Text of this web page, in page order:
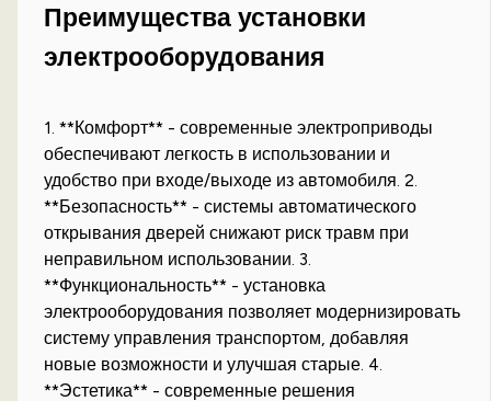
Преимущества установки
электрооборудования
1. **Комфорт** - современные электроприводы
обеспечивают легкость в использовании и
удобство при входе/выходе из автомобиля. 2.
**Безопасность** - системы автоматического
открывания дверей снижают риск травм при
неправильном использовании. 3.
**Функциональность** - установка
электрооборудования позволяет модернизировать
систему управления транспортом, добавляя
новые возможности и улучшая старые. 4.
**Эстетика** - современные решения